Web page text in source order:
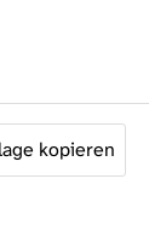
kopieren